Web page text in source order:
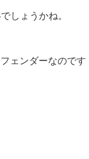
しょうかね。
ェンダーなのです